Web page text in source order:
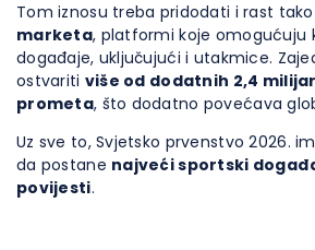
Tom iznosu treba pridodati i rast
marketa, platformi koje omogućuju
događaje, uključujući i utakmice.
ostvariti više od dodatnih 2,4
prometa, što dodatno povećava
Uz sve to, Svjetsko prvenstvo 2026.
da postane najveći sportski
povijesti.